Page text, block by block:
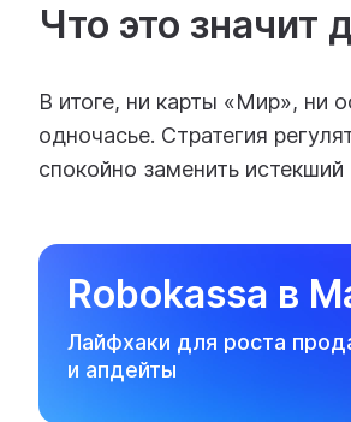
Что это значит
В итоге, ни карты «Мир», ни
одночасье. Стратегия
спокойно заменить
Robokassa в
Лайфхаки для роста
и апдейты